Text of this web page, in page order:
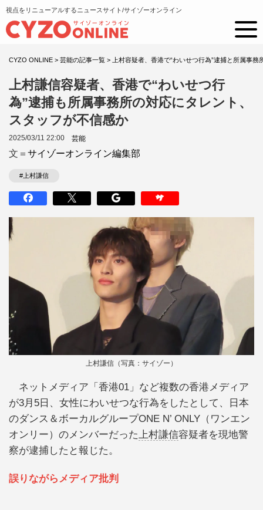
視点をリニューアルするニュースサイト/サイゾーオンライン
CYZO ONLINE > 芸能の記事一覧 > 上村容疑者、香港で“わいせつ行為”逮捕と所属事務
上村謙信容疑者、香港で“わいせつ行
為”逮捕も所属事務所の対応にタレント、
スタッフが不信感か
2025/03/11 22:00 芸能
文＝ サイゾーオンライン編集部
#上村謙信
上村謙信（写真：サイゾー）
ネットメディア「香港01」など複数の香港メディア
が3月5日、女性にわいせつな行為をしたとして、日本
のダンス＆ボーカルグループONE N’ ONLY（ワンエン
オンリー）のメンバーだった上村謙信容疑者を現地警
察が逮捕したと報じた。
誤りながらメディア批判